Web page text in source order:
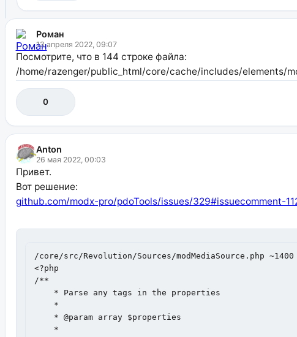
Роман
13 апреля 2022, 09:07
Посмотрите, что в 144 строке файла:
/home/razenger/public_html/core/cache/includes/elements/
0
Anton
26 мая 2022, 00:03
Привет.
Вот решение:
github.com/modx-pro/pdoTools/issues/329#issuecomment-
/core/src/Revolution/Sources/modMediaSource.php ~1400
<?php
/**
    * Parse any tags in the properties
    *
    * @param array $properties
    *